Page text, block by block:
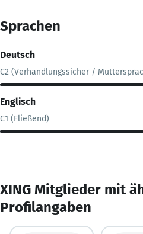
Sprachen
Deutsch
C2 (Verhandlungssicher /
Englisch
C1 (Fließend)
XING Mitglieder mit
Profilangaben